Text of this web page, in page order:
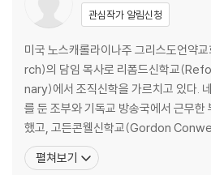
5. 하나님을 기쁘시게 하는 거룩
복음을 단순화시키는 태도 / 가능성을 상
도 / “더러운 옷”인가, 범사에 기쁘시게 하
위험 / 참자녀의 기쁨 / 깨끗한 양심
6. 성령의 동력, 복음의 추진력, 믿음의 연
성령으로 말미암는 거룩 / 복음에 근거한
써 노력해야 한다
관심작가 알림신청
미국 노스캐롤라이나주 그리스도언
rch)의 담임 목사로 리폼드신학교
nary)에서 조직신학을 가르치고 있다.
를 둔 조부와 기독교 방송국에서 근무한
했고, 고든콘웰신학교(Gordon
y)와 레스터대학(University of
주, 미시간주 등지에서 여러 교회를 섬겼다. 미국 전역의 교회,
펼쳐보기